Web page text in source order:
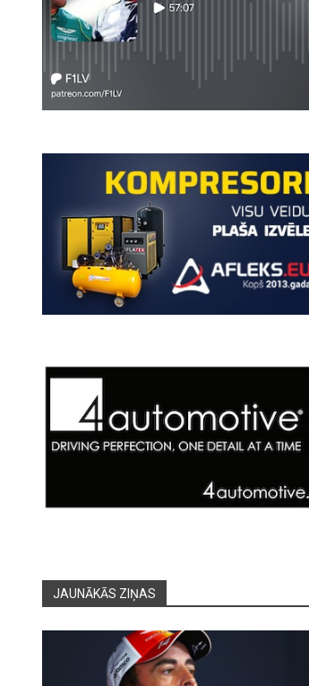
JAUNĀKĀS ZIŅAS